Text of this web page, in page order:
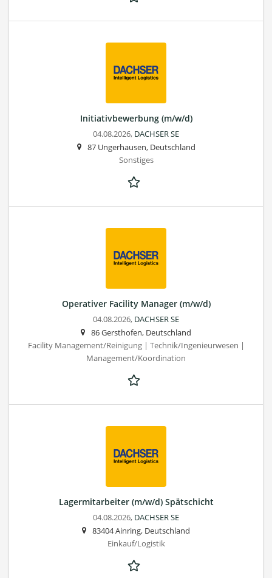
Initiativbewerbung (m/w/d)
04.08.2026, DACHSER SE
87 Ungerhausen, Deutschland
Sonstiges
Operativer Facility Manager (m/w/d)
04.08.2026, DACHSER SE
86 Gersthofen, Deutschland
Facility Management/Reinigung | Technik/Ingenieurwesen |
Management/Koordination
Lagermitarbeiter (m/w/d) Spätschicht
04.08.2026, DACHSER SE
83404 Ainring, Deutschland
Einkauf/Logistik